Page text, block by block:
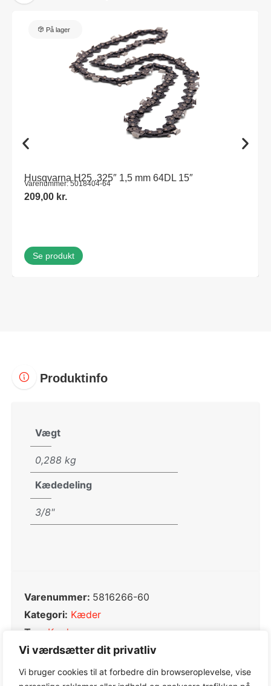
Vi værdsætter dit privatliv
Vi bruger cookies til at forbedre din browseroplevelse, vise
På lager
Husqvarna H25 .325″ 1,5 mm 64DL 15″
Varenummer: 5018404-64
209,00 kr.
Se produkt
Produktinfo
Vægt
0,288 kg
Kædedeling
3/8"
Varenummer: 5816266-60
Kategori: Kæder
Tag:
Kæder
Varemærke:Husqvarna